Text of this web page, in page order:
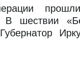
В шествии